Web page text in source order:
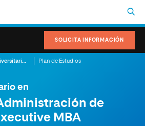
SOLICITA INFORMACIÓN
Máster Universitario en Dirección y Administración de Empresas – Executive MBA Plan de Estudios
en
de
MBA